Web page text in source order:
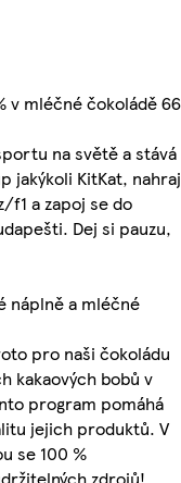
v mléčné čokoládě 66
na světě a stává
jakýkoli KitKat, nahraj
f1 a zapoj se do
Dej si pauzu,
náplně a mléčné
pro naši čokoládu
kakaových bobů v
program pomáhá
jejich produktů. V
se 100 %
zdrojů!